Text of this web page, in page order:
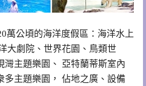
萬公頃的海洋度假區：海洋水上
大劇院、世界花園、鳥類世
灣主題樂園、 亞特蘭蒂斯室內
多主題樂園， 佔地之廣、設備